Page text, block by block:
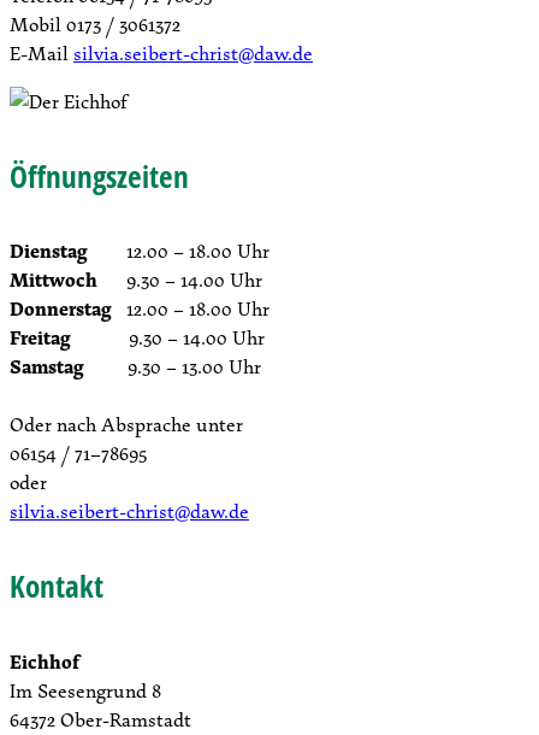
Mobil 0173 / 3061372
E-Mailsilvia.seibert-christ@daw.de
Öffnungszeiten
Dienstag 12.00 – 18.00 Uhr
Mittwoch 9.30 – 14.00 Uhr
Donnerstag 12.00 – 18.00 Uhr
Freitag 9.30 – 14.00 Uhr
Samstag 9.30 – 13.00 Uhr
Oder nach Absprache unter
06154 / 71–78695
oder
silvia.seibert-christ@daw.de
Kontakt
Eichhof
Im Seesengrund 8
64372 Ober-Ramstadt